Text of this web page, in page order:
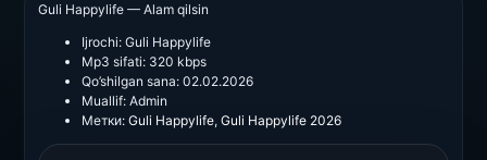
Guli Happylife — Alam qilsin
Ijrochi: Guli Happylife
Mp3 sifati: 320 kbps
Qo’shilgan sana: 02.02.2026
Muallif: Admin
Метки: Guli Happylife, Guli Happylife 2026